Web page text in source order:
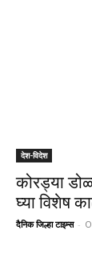
देश-विदेश
कोरड्या
घ्या विशेष
दैनिक जिल्हा टाइम्स -